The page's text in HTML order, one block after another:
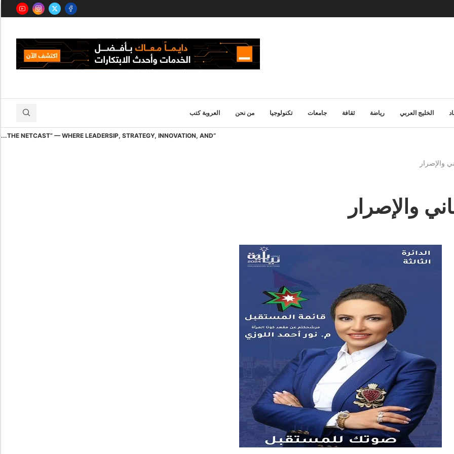
الخليج العربي رياضة ثقافة جامعات تكنولوجيا من نحن العروبة كتب
“THE NETCAST” — WHERE LEADERSIP, STRATEGY, INNOVATION, AND...
والإصرار
والإصرار